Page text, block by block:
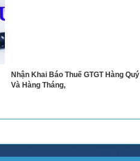
Nhận Khai Báo Thuế GTGT Hàng Quý
Và Hàng Tháng,